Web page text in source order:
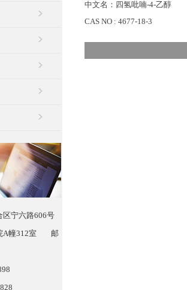
宁六路606号
A幢312室 邮
中文名：四氢吡喃-4-乙醇
CAS NO : 4677-18-3